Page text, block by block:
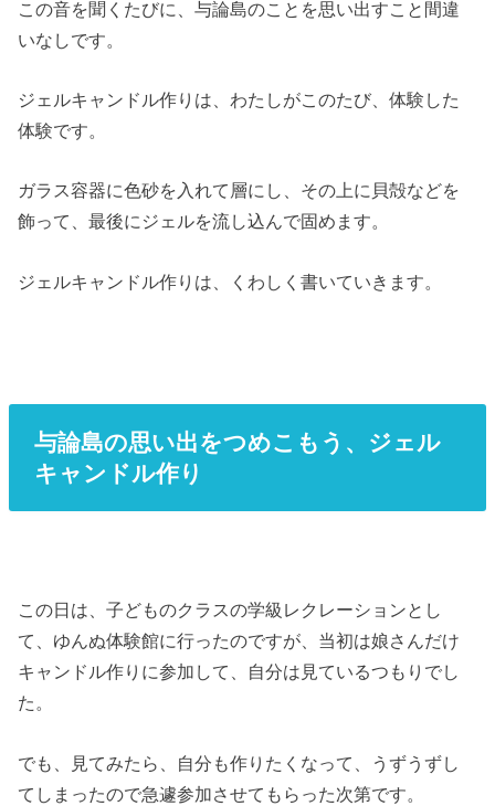
この音を聞くたびに、与論島のことを思い出すこと間違
いなしです。
ジェルキャンドル作りは、わたしがこのたび、体験した
体験です。
ガラス容器に色砂を入れて層にし、その上に貝殻などを
飾って、最後にジェルを流し込んで固めます。
ジェルキャンドル作りは、くわしく書いていきます。
与論島の思い出をつめこもう、ジェル
キャンドル作り
この日は、子どものクラスの学級レクレーションとし
て、ゆんぬ体験館に行ったのですが、当初は娘さんだけ
キャンドル作りに参加して、自分は見ているつもりでし
た。
でも、見てみたら、自分も作りたくなって、うずうずし
てしまったので急遽参加させてもらった次第です。